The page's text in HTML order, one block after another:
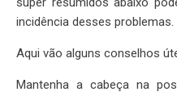
incidência desses problemas.
Aqui vão alguns conselhos
Mantenha a cabeça na